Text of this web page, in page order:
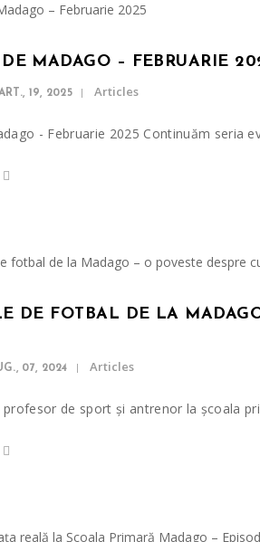
MADAGO – FEBRUARIE
19, 2025 Articles
- Februarie 2025 Continuăm
DE FOTBAL DE LA
07, 2024 Articles
profesor de sport și antrenor la școala